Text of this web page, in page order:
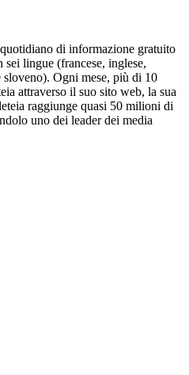
di informazione gratuito
lingue (francese, inglese,
sloveno). Ogni mese, più di 10
attraverso il suo sito web, la sua
raggiunge quasi 50 milioni di
uno dei leader dei media